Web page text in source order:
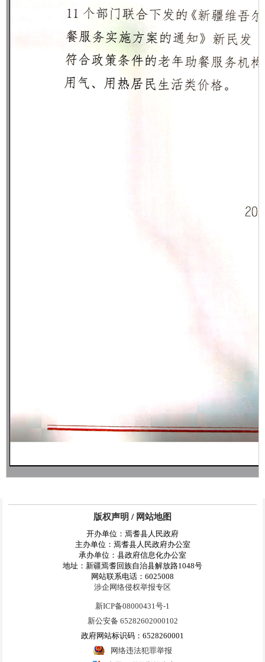
版权声明 / 网站地图
开办单位：焉耆县人民政府
主办单位：焉耆县人民政府办公室
承办单位：县政府信息化办公室
地址：新疆焉耆回族自治县解放路1048号
网站联系电话：6025008
涉企网络侵权举报专区
新ICP备08000431号-1
新公安备 65282602000102
政府网站标识码：6528260001
网络违法犯罪举报